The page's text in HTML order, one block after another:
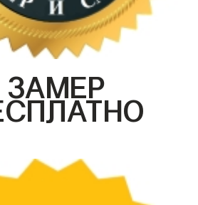
ЗАМЕР